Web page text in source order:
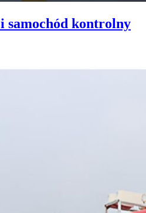
samochód kontrolny